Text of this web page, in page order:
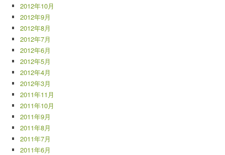
2012年10月
2012年9月
2012年8月
2012年7月
2012年6月
2012年5月
2012年4月
2012年3月
2011年11月
2011年10月
2011年9月
2011年8月
2011年7月
2011年6月